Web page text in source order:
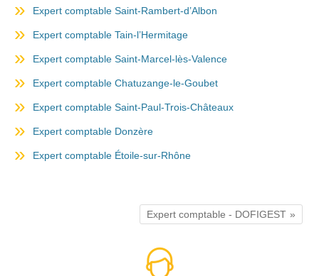
Expert comptable Saint-Rambert-d’Albon
Expert comptable Tain-l’Hermitage
Expert comptable Saint-Marcel-lès-Valence
Expert comptable Chatuzange-le-Goubet
Expert comptable Saint-Paul-Trois-Châteaux
Expert comptable Donzère
Expert comptable Étoile-sur-Rhône
Expert comptable - DOFIGEST